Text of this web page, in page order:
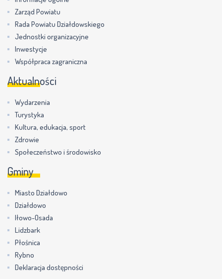
Zarząd Powiatu
Rada Powiatu Działdowskiego
Jednostki organizacyjne
Inwestycje
Współpraca zagraniczna
Aktualności
Wydarzenia
Turystyka
Kultura, edukacja, sport
Zdrowie
Społeczeństwo i środowisko
Gminy
Miasto Działdowo
Działdowo
Iłowo-Osada
Lidzbark
Płośnica
Rybno
Deklaracja dostępności